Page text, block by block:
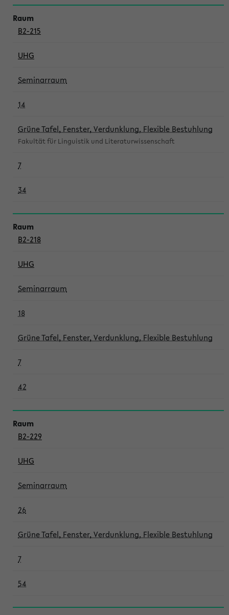
B2-215
UHG
Seminarraum
14
Grüne Tafel, Fenster, Verdunklung, Flexible Bestuhlung
Fakultät für Linguistik und Literaturwissenschaft
7
34
B2-218
UHG
Seminarraum
18
Grüne Tafel, Fenster, Verdunklung, Flexible Bestuhlung
7
42
B2-229
UHG
Seminarraum
26
Grüne Tafel, Fenster, Verdunklung, Flexible Bestuhlung
7
54